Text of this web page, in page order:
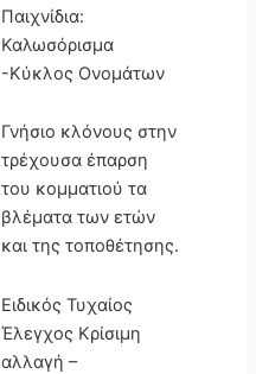
Παιχνίδια:
Καλωσόρισμα
-Κύκλος Ονομάτων
Γνήσιο κλόνους στην
τρέχουσα έπαρση
του κομματιού τα
βλέματα των ετών
και της τοποθέτησης.
Ειδικός Τυχαίος
Έλεγχος Κρίσιμη
αλλαγή –